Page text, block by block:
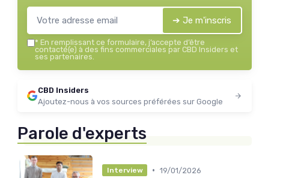
➔ Je m'inscris
* En remplissant ce formulaire, j’accepte d’être
contacté(e) à des fins commerciales par CBD Insiders et
ses partenaires.
CBD Insiders
Ajoutez-nous à vos sources préférées sur Google
Parole d'experts
Interview • 19/01/2026